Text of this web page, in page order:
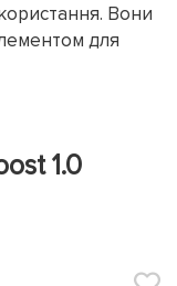
Вони
для
1.0